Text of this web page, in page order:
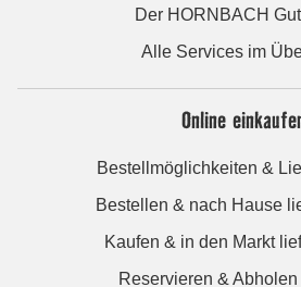
Der HORNBACH
Alle Services im
Online
Bestellmöglichkeiten &
Bestellen & nach Hause
Kaufen & in den Markt
Reservieren &